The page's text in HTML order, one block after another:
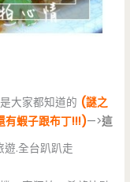
大家都知道的 (謎之
有蝦子跟布丁!!!)—>這